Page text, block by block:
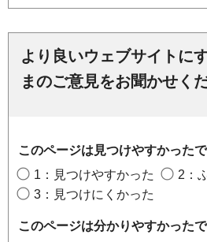
より良いウェブサイトに
まのご意見をお聞かせく
このページは見つけやすかった
1：見つけやすかった
2：
3：見つけにくかった
このページは分かりやすかった